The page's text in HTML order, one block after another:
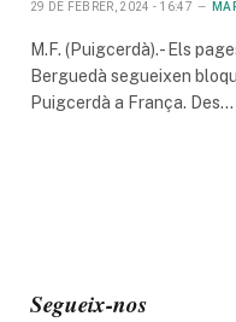
29 DE FEBRER, 2024 - 16:47
M.F. (Puigcerdà).- Els
Berguedà segueixen
Puigcerdà a França. Des…
Segueix-nos